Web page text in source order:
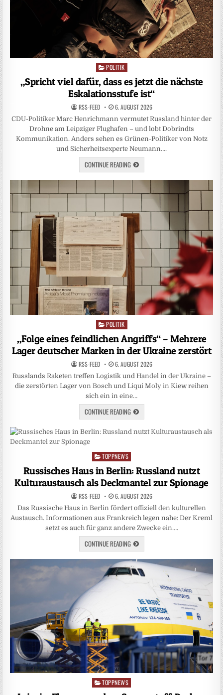
Posted
POLITIK
„Spricht viel dafür, dass es jetzt die nächste
Eskalationsstufe ist“
RSS-FEED 6. AUGUST 2026
CDU-Politiker Marc Henrichmann vermutet Russland hinter der
Drohne am Leipziger Flughafen – und lobt Dobrindts
Kommunikation. Anders sehen es Grünen-Politiker von Notz
und Sicherheitsexperte Neumann….
CONTINUE READING
Posted
in
POLITIK
„Folge eines feindlichen Angriffs“ – Mehrere
Lager deutscher Marken in der Ukraine zerstört
RSS-FEED 6. AUGUST 2026
Russlands Raketen treffen Logistik und Handel in der Ukraine –
die zerstörten Lager von Bosch und Liqui Moly in Kiew reihen
sich ein in eine…
CONTINUE READING
Posted
in
TOPPNEWS
Russisches Haus in Berlin: Russland nutzt
Kulturaustausch als Deckmantel zur Spionage
RSS-FEED 6. AUGUST 2026
Das Russische Haus in Berlin fördert offiziell den kulturellen
Austausch. Informationen aus Frankreich legen nahe: Der Kreml
setzt es auch für ganz andere Zwecke ein….
CONTINUE READING
Posted
TOPPNEWS